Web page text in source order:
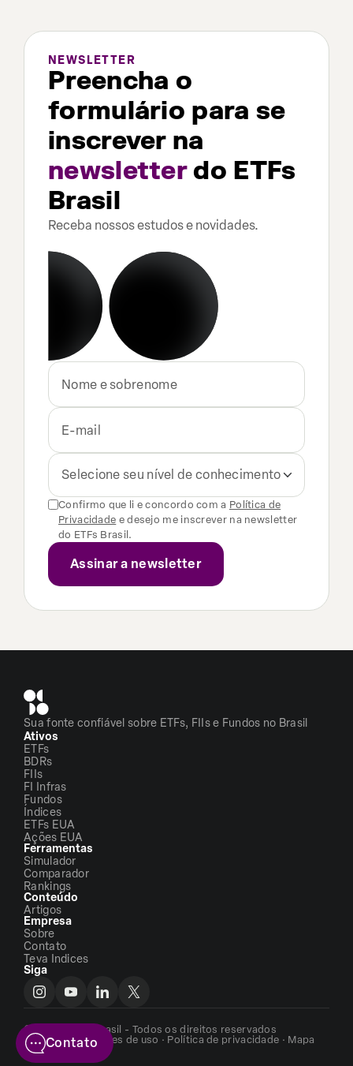
NEWSLETTER
Preencha o
formulário para se
inscrever na
newsletterdo ETFs
Brasil
Receba nossos estudos e novidades.
Selecione seu nível de conhecimento
Confirmo que li e concordo com a Política de
Privacidade e desejo me inscrever na newsletter
do ETFs Brasil.
Sua fonte confiável sobre ETFs, FIIs e Fundos no Brasil
Ativos
ETFs
BDRs
FIIs
FI Infras
Fundos
Índices
ETFs EUA
Ações EUA
Ferramentas
Simulador
Comparador
Rankings
Conteúdo
Artigos
Empresa
Sobre
Contato
Teva Indices
Siga
©2026 - ETFs Brasil - Todos os direitos reservados
Termos e condições de uso · Política de privacidade · Mapa
do siteContato